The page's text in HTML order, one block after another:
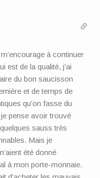
à continuer
est de la qualité, j’ai
du bon saucisson
et de temps de
qu’on fasse du
pense avoir trouvé
sauss très
Mais je
été donné
à mon porte-monnaie.